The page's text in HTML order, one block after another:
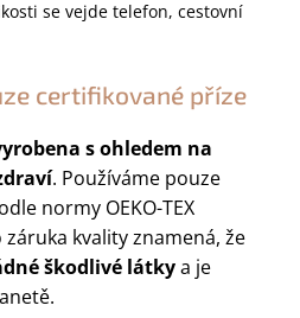
se vejde telefon, cestovní
certifikované příze
s ohledem na
. Používáme pouze
normy OEKO-TEX
záruka kvality znamená, že
škodlivé látkya je